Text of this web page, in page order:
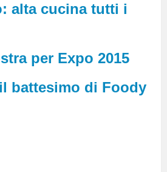
alta cucina tutti i
per Expo 2015
battesimo di Foody